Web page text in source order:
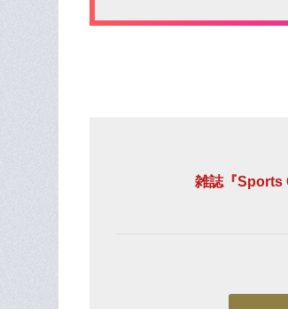
雑誌『Sports